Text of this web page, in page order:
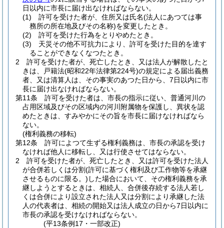
日以内に市長に届け出なければならない。
(1)
許可を受けた者が、住所又は氏名(法人にあつては事
務所の所在地及びその名称)を変更したとき。
(2)
許可を受けた行為をとりやめたとき。
(3)
天災その他不可抗力により、許可を受けた目的を達す
ることができなくなつたとき。
2
許可を受けた者が、死亡したとき、又は法人が解散したと
きは、戸籍法(昭和22年法律第224号)の規定による届出義務
者、又は清算人は、その事実のあつた日から、7日以内に市
長に届け出なければならない。
第11条
許可を受けた者は、市長の指示に従い、普通河川の
占用区域及びその区域内の河川附属物を保護し、異状を認
めたときは、すみやかにその旨を市長に届けなければなら
ない。
(権利義務の移転)
第12条
許可によつて生ずる権利義務は、市長の承認を受け
なければ他人に移転し、又は行使させてはならない。
2
許可を受けた者が、死亡したとき、又は許可を受けた法人
が合併若しくは分割(許可に基づく権利及び工作物等を承継
させるものに限る。) した場合において、その権利義務を承
継しようとするときは、相続人、合併後存続する法人若し
くは合併により設立された法人又は分割により承継した法
人の代表者は、相続の開始又は法人成立の日から7日以内に
市長の承認を受けなければならない。
(平13条例17・一部改正)